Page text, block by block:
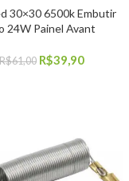
30×30 6500k Embutir
24W Painel Avant
R$61,00 R$39,90